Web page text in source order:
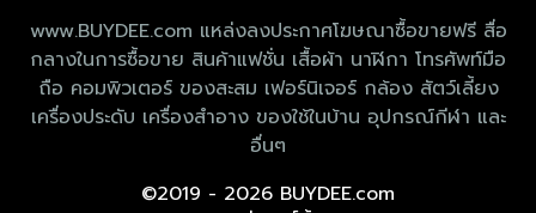
www.BUYDEE.com แหล่งลงประกาศโฆษณาซื้อขายฟรี สื่อ
กลางในการซื้อขาย สินค้าแฟชั่น เสื้อผ้า นาฬิกา โทรศัพท์มือ
ถือ คอมพิวเตอร์ ของสะสม เฟอร์นิเจอร์ กล้อง สัตว์เลี้ยง
เครื่องประดับ เครื่องสำอาง ของใช้ในบ้าน อุปกรณ์กีฬา และ
อื่นๆ
©2019 - 2026 BUYDEE.com